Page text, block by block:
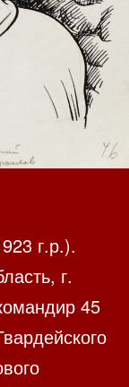
г.р.).
г.
45